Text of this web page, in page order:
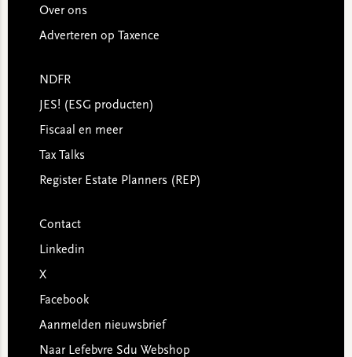
Over ons
Adverteren op Taxence
NDFR
JES! (ESG producten)
Fiscaal en meer
Tax Talks
Register Estate Planners (REP)
Contact
Linkedin
X
Facebook
Aanmelden nieuwsbrief
Naar Lefebvre Sdu Webshop